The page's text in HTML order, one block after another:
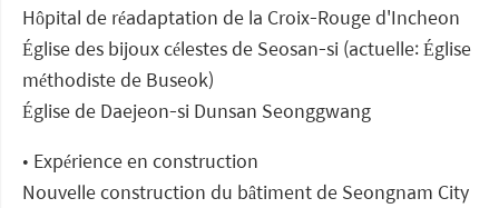
Hôpital de réadaptation de la Croix-Rouge d'Incheon
Église des bijoux célestes de Seosan-si (actuelle: Église
méthodiste de Buseok)
Église de Daejeon-si Dunsan Seonggwang
• Expérience en construction
Nouvelle construction du bâtiment de Seongnam City